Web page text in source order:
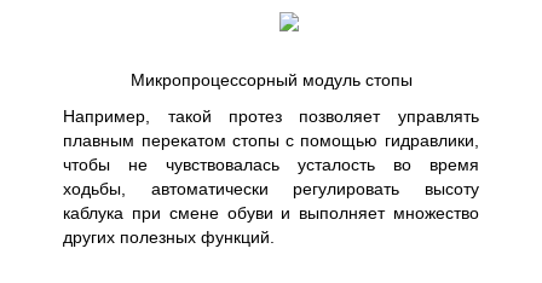
Микропроцессорный модуль стопы
Например, такой протез позволяет управлять
плавным перекатом стопы с помощью гидравлики,
чтобы не чувствовалась усталость во время
ходьбы, автоматически регулировать высоту
каблука при смене обуви и выполняет множество
других полезных функций.